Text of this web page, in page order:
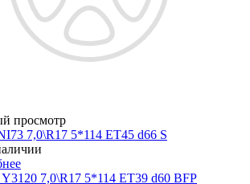
просмотр
7,0\R17 5*114 ET45 d66 S